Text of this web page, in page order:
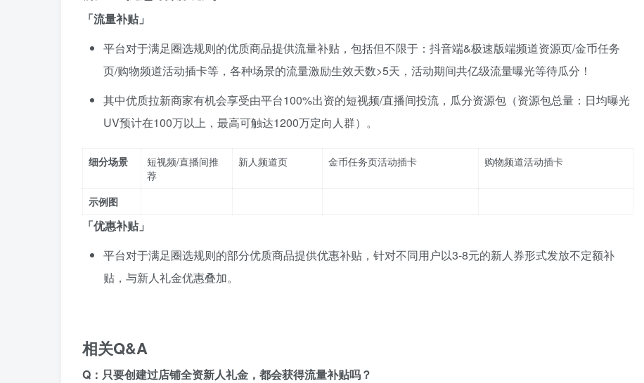
「流量补贴」
平台对于满足圈选规则的优质商品提供流量补贴，包括但不限于：抖音端&极速版端频道资源页/金币任务
页/购物频道活动插卡等，各种场景的流量激励生效天数>5天，活动期间共亿级流量曝光等待瓜分！
其中优质拉新商家有机会享受由平台100%出资的短视频/直播间投流，瓜分资源包（资源包总量：日均曝光
UV预计在100万以上，最高可触达1200万定向人群）。
细分场景
短视频/直播间推
荐
新人频道页 金币任务页活动插卡 购物频道活动插卡
示例图
「优惠补贴」
平台对于满足圈选规则的部分优质商品提供优惠补贴，针对不同用户以3-8元的新人券形式发放不定额补
贴，与新人礼金优惠叠加。
相关Q&A
Q：只要创建过店铺全资新人礼金，都会获得流量补贴吗？